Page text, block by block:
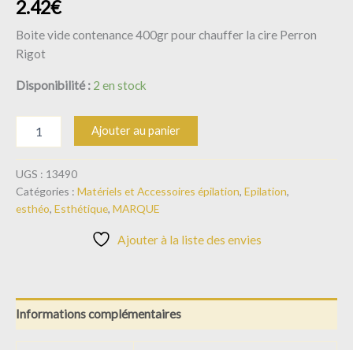
2.42€
Boite vide contenance 400gr pour chauffer la cire Perron
Rigot
Disponibilité : 2 en stock
Ajouter au panier
UGS : 13490
Catégories : Matériels et Accessoires épilation, Epilation,
esthéo, Esthétique, MARQUE
Ajouter à la liste des envies
Informations complémentaires